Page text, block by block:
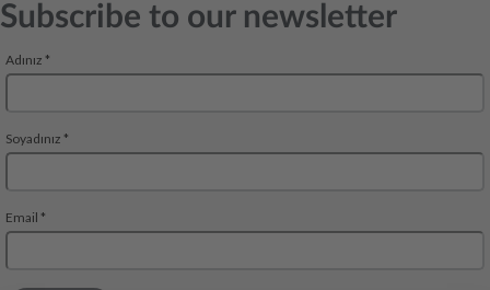
Subscribe to our newsletter